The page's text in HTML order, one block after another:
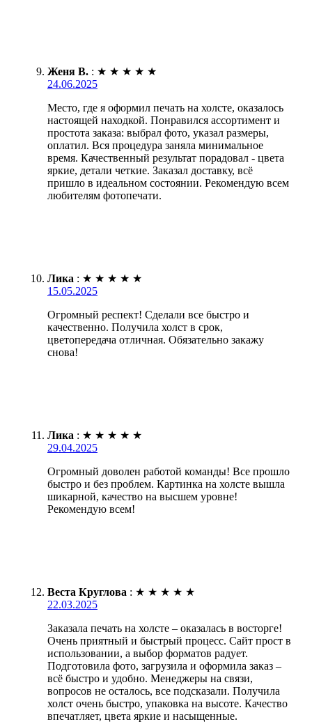
Женя В. : ★ ★ ★ ★ ★
24.06.2025
Место, где я оформил печать на холсте, оказалось
настоящей находкой. Понравился ассортимент и
простота заказа: выбрал фото, указал размеры,
оплатил. Вся процедура заняла минимальное
время. Качественный результат порадовал - цвета
яркие, детали четкие. Заказал доставку, всё
пришло в идеальном состоянии. Рекомендую всем
любителям фотопечати.
Лика : ★ ★ ★ ★ ★
15.05.2025
Огромный респект! Сделали все быстро и
качественно. Получила холст в срок,
цветопередача отличная. Обязательно закажу
снова!
Лика : ★ ★ ★ ★ ★
29.04.2025
Огромный доволен работой команды! Все прошло
быстро и без проблем. Картинка на холсте вышла
шикарной, качество на высшем уровне!
Рекомендую всем!
Веста Круглова : ★ ★ ★ ★ ★
22.03.2025
Заказала печать на холсте – оказалась в восторге!
Очень приятный и быстрый процесс. Сайт прост в
использовании, а выбор форматов радует.
Подготовила фото, загрузила и оформила заказ –
всё быстро и удобно. Менеджеры на связи,
вопросов не осталось, все подсказали. Получила
холст очень быстро, упаковка на высоте. Качество
впечатляет, цвета яркие и насыщенные.